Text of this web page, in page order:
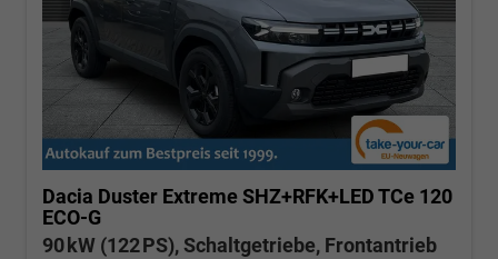
Dacia Duster Extreme SHZ+RFK+LED TCe 120
ECO-G
90 kW (122 PS), Schaltgetriebe, Frontantrieb